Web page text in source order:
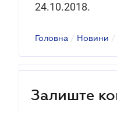
24.10.2018.
Головна / Новини /
Залиште